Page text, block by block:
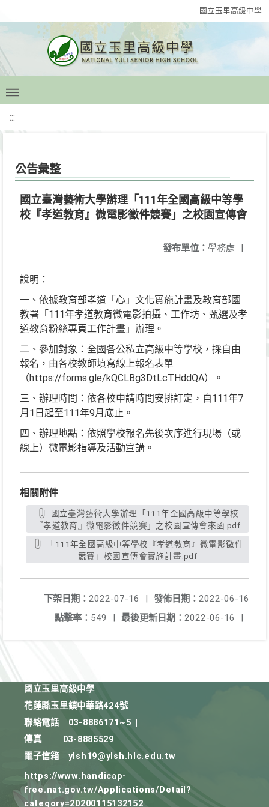
國立玉里高級中學
:::
公告彙整
國立臺灣藝術大學辦理「111年全國高級中等學
校『孝道教育』微電影徵件競賽」之校園宣傳會
發布單位： 學務處 |
說明：
一、依據教育部孝道「心」文化實施計畫及教育部國
教署「111年孝道教育微電影拍攝、工作坊、甄選及孝
道教育粉絲專頁工作計畫」辦理。
二、參加對象：全國各公私立高級中等學校，採自由
報名，由各校教師填寫線上報名表單
（https://forms.gle/kQCLBg3DtLcTHddQA）。
三、辦理時間：依各校申請時間安排訂定，自111年7
月1日起至111年9月底止。
四、辦理地點：依照學校報名先後次序進行現場（或
線上）微電影指導及活動宣講。
相關附件
『孝道教育』微電影徵件競賽」之校園宣傳會來函.pdf
競賽」校園宣傳會實施計畫.pdf
發佈日期： 2022-06-16
下架日期： 2022-07-16
|
最後更新日期： 2022-06-16 |
點擊率： 549 |
國立玉里高級中學
花蓮縣玉里鎮中華路424號
聯絡電話
03-8886171~5
傳真
03-8885529
電子信箱
ylsh19@ylsh.hlc.edu.tw
https://www.handicap-
free.nat.gov.tw/Applications/Detail?
category=20200115132152